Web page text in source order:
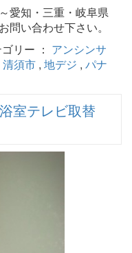
愛知・三重・岐阜県
問い合わせ下さい。
リー ： アンシンサ
清須市 , 地デジ , パナ
室テレビ取替